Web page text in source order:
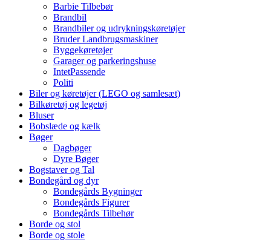
Barbie Tilbebør
Brandbil
Brandbiler og udrykningskøretøjer
Bruder Landbrugsmaskiner
Byggekøretøjer
Garager og parkeringshuse
IntetPassende
Politi
Biler og køretøjer (LEGO og samlesæt)
Bilkøretøj og legetøj
Bluser
Bobslæde og kælk
Bøger
Dagbøger
Dyre Bøger
Bogstaver og Tal
Bondegård og dyr
Bondegårds Bygninger
Bondegårds Figurer
Bondegårds Tilbehør
Borde og stol
Borde og stole